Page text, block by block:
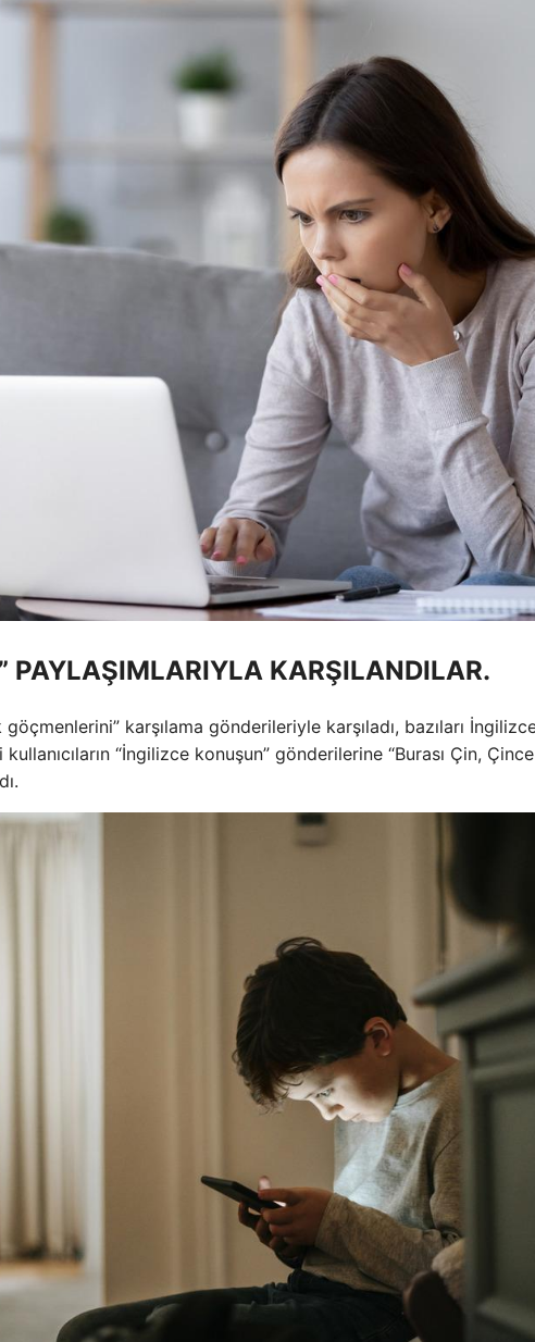
PAYLAŞIMLARIYLA KARŞILANDILAR.
göçmenlerini” karşılama gönderileriyle karşıladı, bazıları
“İngilizce konuşun” gönderilerine “Burası Çin,